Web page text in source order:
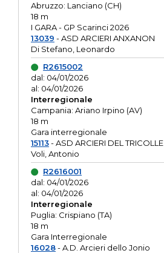
Abruzzo: Lanciano (CH)
18 m
I GARA - GP Scarinci 2026
13039 - ASD ARCIERI ANXANON
Di Stefano, Leonardo
R2615002
dal: 04/01/2026
al: 04/01/2026
Interregionale
Campania: Ariano Irpino (AV)
18 m
Gara interregionale
15113- ASD ARCIERI DEL TRICOLLE
Voli, Antonio
R2616001
dal: 04/01/2026
al: 04/01/2026
Interregionale
Puglia: Crispiano (TA)
18 m
Gara Interregionale
16028- A.D. Arcieri dello Jonio